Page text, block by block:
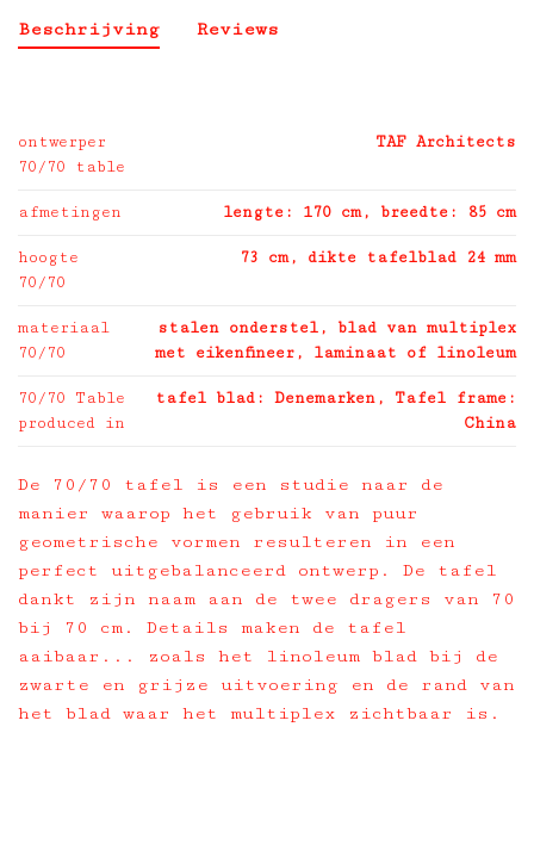
Beschrijving Reviews
ontwerper
70/70 table
TAF Architects
afmetingen lengte: 170 cm, breedte: 85 cm
hoogte
70/70
73 cm, dikte tafelblad 24 mm
materiaal
70/70
stalen onderstel, blad van multiplex
met eikenfineer, laminaat of linoleum
70/70 Table
produced in
tafel blad: Denemarken, Tafel frame:
China
De 70/70 tafel is een studie naar de
manier waarop het gebruik van puur
geometrische vormen resulteren in een
perfect uitgebalanceerd ontwerp. De tafel
dankt zijn naam aan de twee dragers van 70
bij 70 cm. Details maken de tafel
aaibaar... zoals het linoleum blad bij de
zwarte en grijze uitvoering en de rand van
het blad waar het multiplex zichtbaar is.